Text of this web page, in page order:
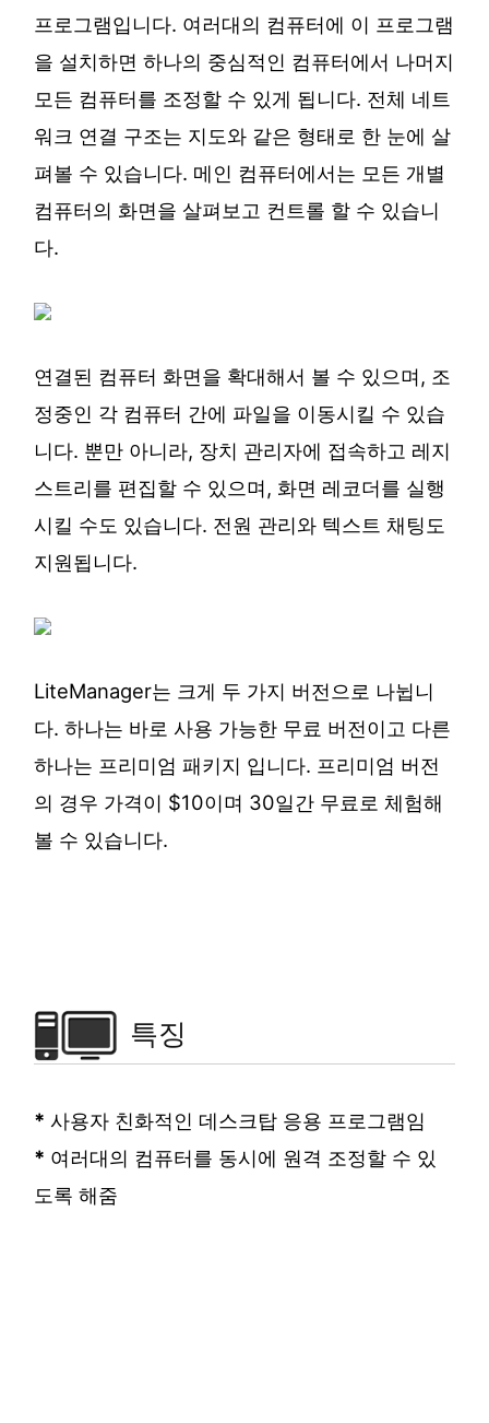
프로그램입니다. 여러대의 컴퓨터에 이 프로그램
을 설치하면 하나의 중심적인 컴퓨터에서 나머지
모든 컴퓨터를 조정할 수 있게 됩니다. 전체 네트
워크 연결 구조는 지도와 같은 형태로 한 눈에 살
펴볼 수 있습니다. 메인 컴퓨터에서는 모든 개별
컴퓨터의 화면을 살펴보고 컨트롤 할 수 있습니
다.
연결된 컴퓨터 화면을 확대해서 볼 수 있으며, 조
정중인 각 컴퓨터 간에 파일을 이동시킬 수 있습
니다. 뿐만 아니라, 장치 관리자에 접속하고 레지
스트리를 편집할 수 있으며, 화면 레코더를 실행
시킬 수도 있습니다. 전원 관리와 텍스트 채팅도
지원됩니다.
LiteManager는 크게 두 가지 버전으로 나뉩니
다. 하나는 바로 사용 가능한 무료 버전이고 다른
하나는 프리미엄 패키지 입니다. 프리미엄 버전
의 경우 가격이 $10이며 30일간 무료로 체험해
볼 수 있습니다.
특징
* 사용자 친화적인 데스크탑 응용 프로그램임
* 여러대의 컴퓨터를 동시에 원격 조정할 수 있
도록 해줌